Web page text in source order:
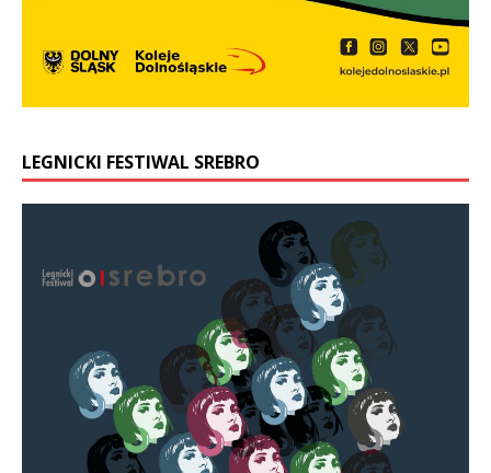
LEGNICKI FESTIWAL SREBRO